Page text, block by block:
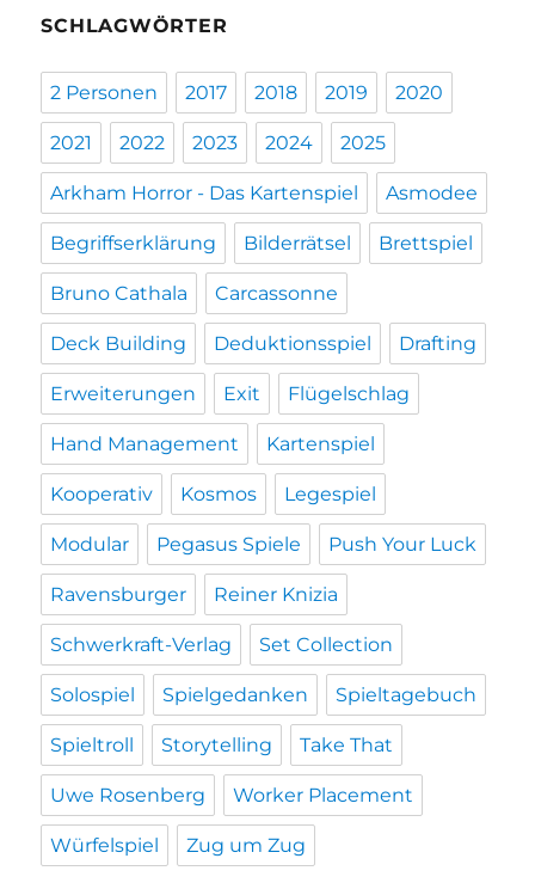
SCHLAGWÖRTER
2 Personen 2017 2018 2019 2020
2021 2022 2023 2024 2025
Arkham Horror - Das Kartenspiel Asmodee
Begriffserklärung Bilderrätsel Brettspiel
Bruno Cathala Carcassonne
Deck Building Deduktionsspiel Drafting
Erweiterungen Exit Flügelschlag
Hand Management Kartenspiel
Kooperativ Kosmos Legespiel
Modular Pegasus Spiele Push Your Luck
Ravensburger Reiner Knizia
Schwerkraft-Verlag Set Collection
Solospiel Spielgedanken Spieltagebuch
Spieltroll Storytelling Take That
Uwe Rosenberg Worker Placement
Würfelspiel Zug um Zug